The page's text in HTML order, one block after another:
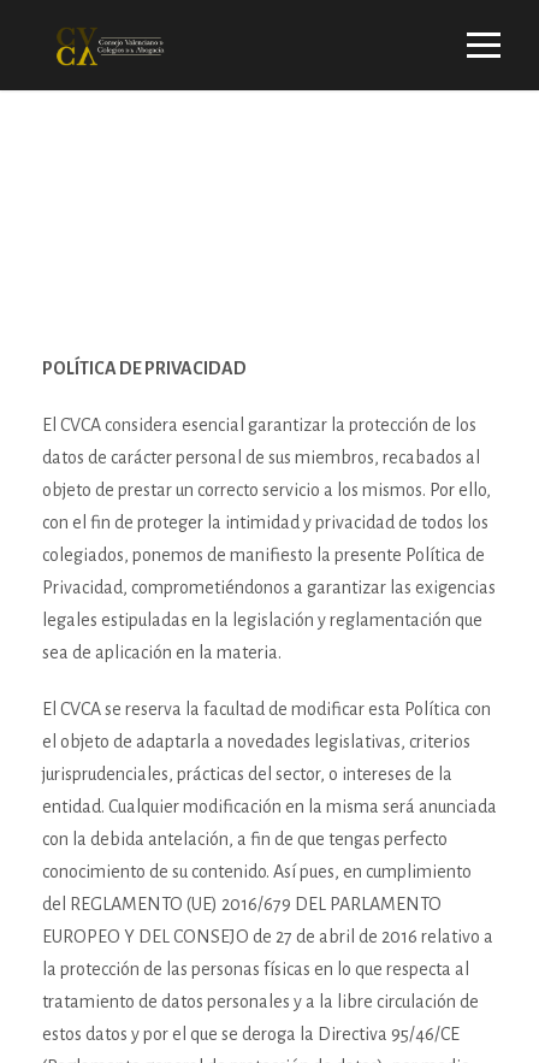
POLÍTICA DE PRIVACIDAD
El CVCA considera esencial garantizar la protección de los
datos de carácter personal de sus miembros, recabados al
objeto de prestar un correcto servicio a los mismos. Por ello,
con el fin de proteger la intimidad y privacidad de todos los
colegiados, ponemos de manifiesto la presente Política de
Privacidad, comprometiéndonos a garantizar las exigencias
legales estipuladas en la legislación y reglamentación que
sea de aplicación en la materia.
El CVCA se reserva la facultad de modificar esta Política con
el objeto de adaptarla a novedades legislativas, criterios
jurisprudenciales, prácticas del sector, o intereses de la
entidad. Cualquier modificación en la misma será anunciada
con la debida antelación, a fin de que tengas perfecto
conocimiento de su contenido. Así pues, en cumplimiento
del REGLAMENTO (UE) 2016/679 DEL PARLAMENTO
EUROPEO Y DEL CONSEJO de 27 de abril de 2016 relativo a
la protección de las personas físicas en lo que respecta al
tratamiento de datos personales y a la libre circulación de
estos datos y por el que se deroga la Directiva 95/46/CE